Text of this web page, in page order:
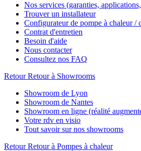
Nos services (garanties,
Trouver un installateur
Configurateur de pompe à chaleur /
Contrat d'entretien
Besoin d'aide
Nous contacter
Consultez nos FAQ
Retour Retour à Showrooms
Showroom de Lyon
Showroom de Nantes
Showroom en ligne (réalité
Votre rdv en visio
Tout savoir sur nos showrooms
Retour Retour à Pompes à chaleur